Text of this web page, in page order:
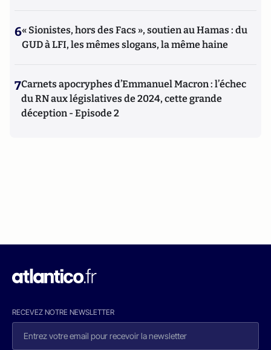
6« Sionistes, hors des Facs », soutien au Hamas : du
GUD à LFI, les mêmes slogans, la même haine
7Carnets apocryphes d’Emmanuel Macron : l’échec
du RN aux législatives de 2024, cette grande
déception - Episode 2
RECEVEZ NOTRE NEWSLETTER